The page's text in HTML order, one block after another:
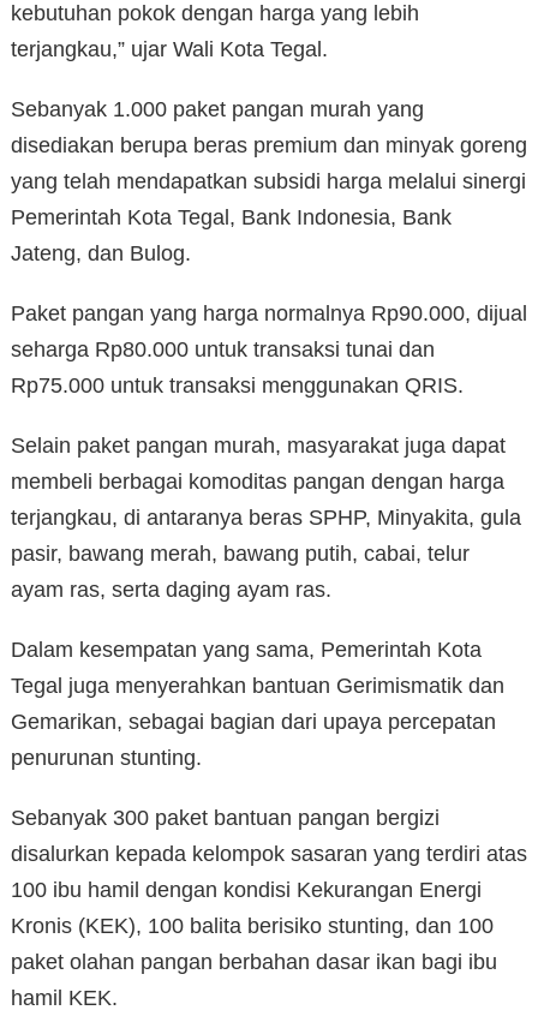
kebutuhan pokok dengan harga yang lebih
terjangkau,” ujar Wali Kota Tegal.
Sebanyak 1.000 paket pangan murah yang
disediakan berupa beras premium dan minyak goreng
yang telah mendapatkan subsidi harga melalui sinergi
Pemerintah Kota Tegal, Bank Indonesia, Bank
Jateng, dan Bulog.
Paket pangan yang harga normalnya Rp90.000, dijual
seharga Rp80.000 untuk transaksi tunai dan
Rp75.000 untuk transaksi menggunakan QRIS.
Selain paket pangan murah, masyarakat juga dapat
membeli berbagai komoditas pangan dengan harga
terjangkau, di antaranya beras SPHP, Minyakita, gula
pasir, bawang merah, bawang putih, cabai, telur
ayam ras, serta daging ayam ras.
Dalam kesempatan yang sama, Pemerintah Kota
Tegal juga menyerahkan bantuan Gerimismatik dan
Gemarikan, sebagai bagian dari upaya percepatan
penurunan stunting.
Sebanyak 300 paket bantuan pangan bergizi
disalurkan kepada kelompok sasaran yang terdiri atas
100 ibu hamil dengan kondisi Kekurangan Energi
Kronis (KEK), 100 balita berisiko stunting, dan 100
paket olahan pangan berbahan dasar ikan bagi ibu
hamil KEK.